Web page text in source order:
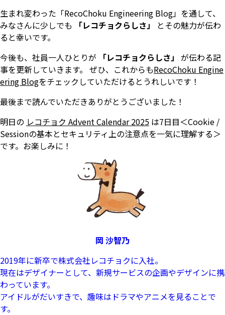
生まれ変わった「RecoChoku Engineering Blog」を通して、
みなさんに少しでも
「レコチョクらしさ」
とその魅力が伝わ
ると幸いです。
今後も、社員一人ひとりが
「レコチョクらしさ」 が伝わる記
事を更新していきます。 ぜひ、これからもRecoChoku Engine
ering Blogをチェックしていただけるとうれしいです！
最後まで読んでいただきありがとうございました！
明日の レコチョク Advent Calendar 2025 は7日目＜Cookie /
Sessionの基本とセキュリティ上の注意点を一気に理解する＞
です。お楽しみに！
岡 沙智乃
2019年に新卒で株式会社レコチョクに入社。
現在はデザイナーとして、新規サービスの企画やデザインに携
わっています。
アイドルがだいすきで、趣味はドラマやアニメを見ることで
す。